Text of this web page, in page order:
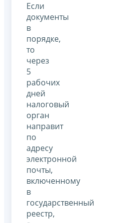
Если
документы
в
порядке,
то
через
5
рабочих
дней
налоговый
орган
направит
по
адресу
электронной
почты,
включенному
в
государственный
реестр,